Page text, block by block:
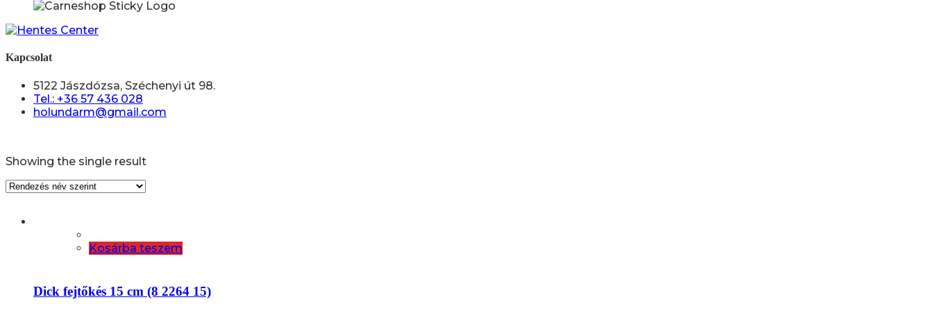
Kapcsolat
5122 Jászdózsa, Széchenyi út 98.
Tel.: +36 57 436 028
holundarm@gmail.com
Showing the single result
Kosárba teszem
Dick fejtőkés 15 cm (8 2264 15)